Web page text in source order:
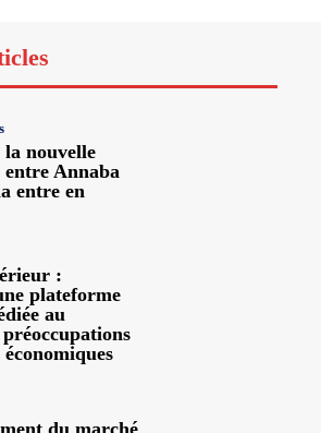
nouvelle
Annaba
entre en
:
plateforme
au
du marché